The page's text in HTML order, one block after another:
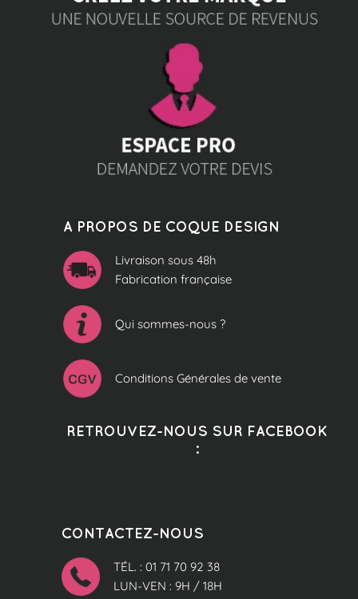
A PROPOS DE COQUE DESIGN
Livraison sous 48h
Fabrication française
Qui sommes-nous ?
Conditions Générales de vente
RETROUVEZ-NOUS SUR FACEBOOK
:
CONTACTEZ-NOUS
TÉL. : 01 71 70 92 38
LUN-VEN : 9H / 18H